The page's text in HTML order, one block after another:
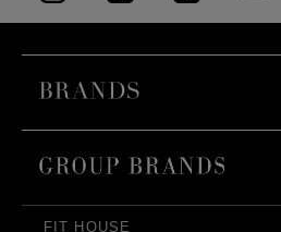
FIT HOUSE